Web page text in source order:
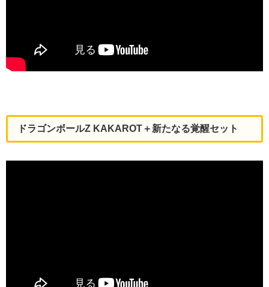
ドラゴンボールZ KAKAROT＋新たなる覚醒セット